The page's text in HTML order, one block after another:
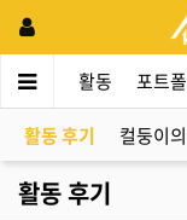
리지 활동 포트
활동 후기 컬둥이
활동 후기